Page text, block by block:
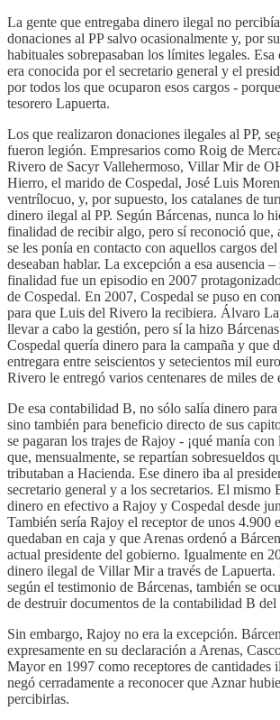
La gente que entregaba dinero ilegal no
donaciones al PP salvo ocasionalmente y, por
habituales sobrepasaban los límites legales.
era conocida por el secretario general y el
por todos los que ocuparon esos cargos -
tesorero Lapuerta.
Los que realizaron donaciones ilegales al PP,
fueron legión. Empresarios como Roig de
Rivero de Sacyr Vallehermoso, Villar Mir de
Hierro, el marido de Cospedal, José Luis
ventrílocuo, y, por supuesto, los catalanes de
dinero ilegal al PP. Según Bárcenas, nunca lo
finalidad de recibir algo, pero sí reconoció que,
se les ponía en contacto con aquellos cargos
deseaban hablar. La excepción a esa ausencia
finalidad fue un episodio en 2007
de Cospedal. En 2007, Cospedal se puso en
para que Luis del Rivero la recibiera. Álvaro
llevar a cabo la gestión, pero sí la hizo
Cospedal quería dinero para la campaña y que
entregara entre seiscientos y setecientos mil
Rivero le entregó varios centenares de miles de
De esa contabilidad B, no sólo salía dinero
sino también para beneficio directo de sus
se pagaran los trajes de Rajoy - ¡qué manía
que, mensualmente, se repartían sobresueldos
tributaban a Hacienda. Ese dinero iba al
secretario general y a los secretarios. El mismo
dinero en efectivo a Rajoy y Cospedal desde
También sería Rajoy el receptor de unos 4.900
quedaban en caja y que Arenas ordenó a
actual presidente del gobierno. Igualmente en
dinero ilegal de Villar Mir a través de
según el testimonio de Bárcenas, también se
de destruir documentos de la contabilidad B del
Sin embargo, Rajoy no era la excepción.
expresamente en su declaración a Arenas,
Mayor en 1997 como receptores de cantidades
negó cerradamente a reconocer que Aznar
percibirlas.